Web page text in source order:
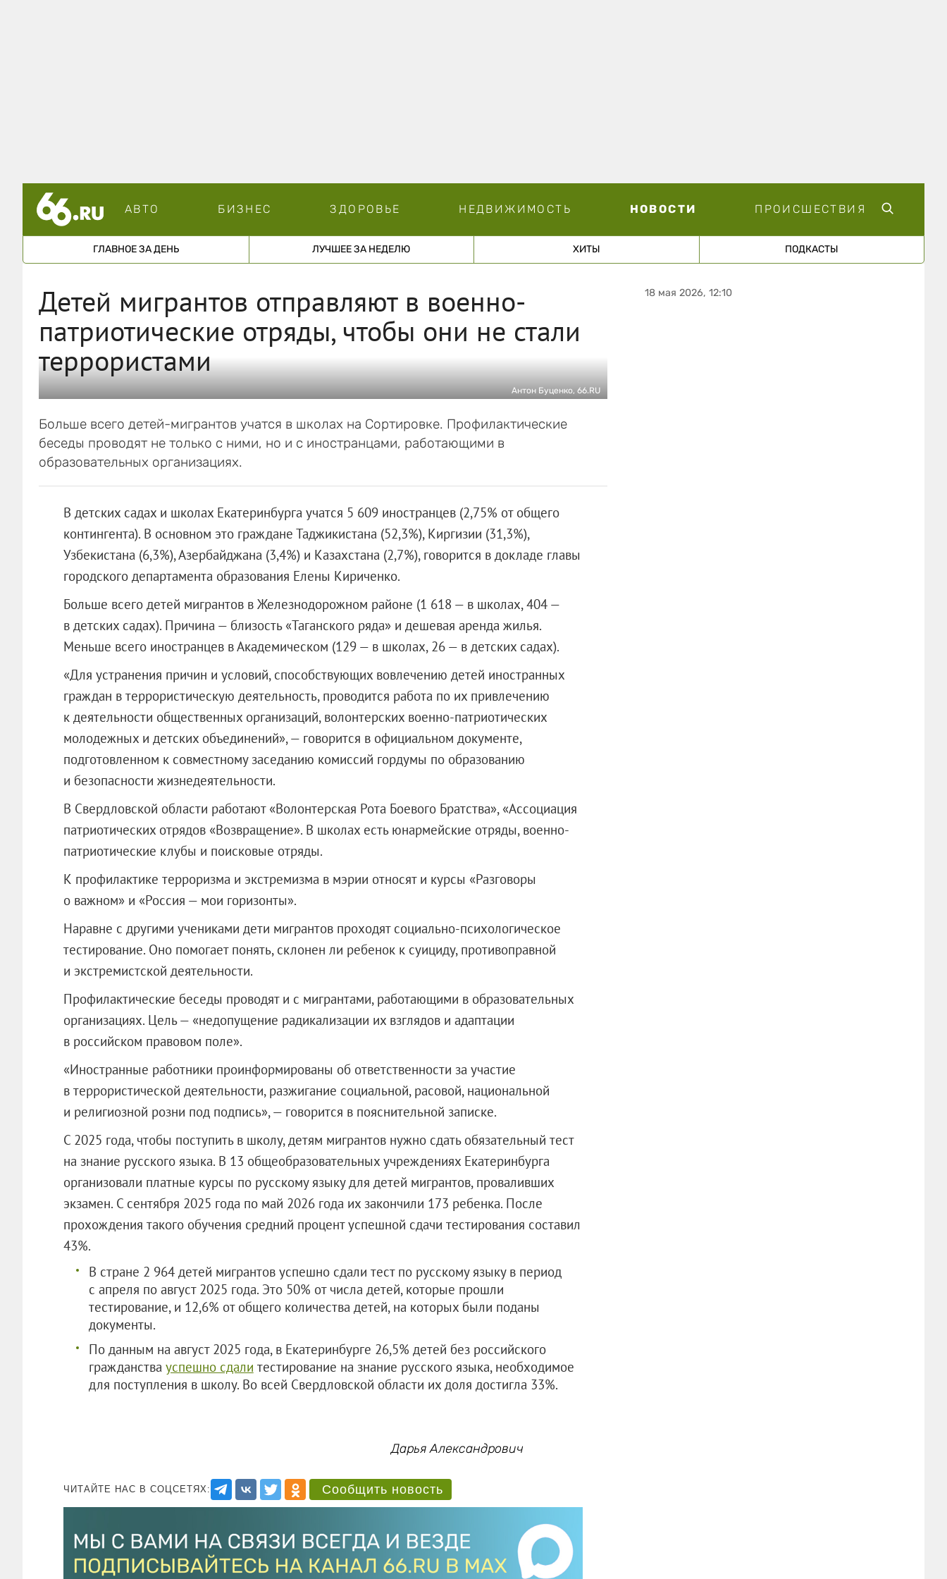
АВТО БИЗНЕС ЗДОРОВЬЕ НЕДВИЖИМОСТЬ НОВОСТИ ПРОИСШЕСТВИЯ
ГЛАВНОЕ ЗА ДЕНЬ ЛУЧШЕЕ ЗА НЕДЕЛЮ ХИТЫ ПОДКАСТЫ
Детей мигрантов отправляют в военно-
патриотические отряды, чтобы они не стали
террористами
Антон Буценко, 66.RU
Больше всего детей-мигрантов учатся в школах на Сортировке. Профилактические
беседы проводят не только с ними, но и с иностранцами, работающими в
образовательных организациях.
В детских садах и школах Екатеринбурга учатся 5 609 иностранцев (2,75% от общего
контингента). В основном это граждане Таджикистана (52,3%), Киргизии (31,3%),
Узбекистана (6,3%), Азербайджана (3,4%) и Казахстана (2,7%), говорится в докладе главы
городского департамента образования Елены Кириченко.
Больше всего детей мигрантов в Железнодорожном районе (1 618 — в школах, 404 —
в детских садах). Причина — близость «Таганского ряда» и дешевая аренда жилья.
Меньше всего иностранцев в Академическом (129 — в школах, 26 — в детских садах).
«Для устранения причин и условий, способствующих вовлечению детей иностранных
граждан в террористическую деятельность, проводится работа по их привлечению
к деятельности общественных организаций, волонтерских военно-патриотических
молодежных и детских объединений», — говорится в официальном документе,
подготовленном к совместному заседанию комиссий гордумы по образованию
и безопасности жизнедеятельности.
В Свердловской области работают «Волонтерская Рота Боевого Братства», «Ассоциация
патриотических отрядов «Возвращение». В школах есть юнармейские отряды, военно-
патриотические клубы и поисковые отряды.
К профилактике терроризма и экстремизма в мэрии относят и курсы «Разговоры
о важном» и «Россия — мои горизонты».
Наравне с другими учениками дети мигрантов проходят социально-психологическое
тестирование. Оно помогает понять, склонен ли ребенок к суициду, противоправной
и экстремистской деятельности.
Профилактические беседы проводят и с мигрантами, работающими в образовательных
организациях. Цель — «недопущение радикализации их взглядов и адаптации
в российском правовом поле».
«Иностранные работники проинформированы об ответственности за участие
в террористической деятельности, разжигание социальной, расовой, национальной
и религиозной розни под подпись», — говорится в пояснительной записке.
С 2025 года, чтобы поступить в школу, детям мигрантов нужно сдать обязательный тест
на знание русского языка. В 13 общеобразовательных учреждениях Екатеринбурга
организовали платные курсы по русскому языку для детей мигрантов, проваливших
экзамен. С сентября 2025 года по май 2026 года их закончили 173 ребенка. После
прохождения такого обучения средний процент успешной сдачи тестирования составил
43%.
В стране 2 964 детей мигрантов успешно сдали тест по русскому языку в период
с апреля по август 2025 года. Это 50% от числа детей, которые прошли
тестирование, и 12,6% от общего количества детей, на которых были поданы
документы.
По данным на август 2025 года, в Екатеринбурге 26,5% детей без российского
гражданства успешно сдали тестирование на знание русского языка, необходимое
для поступления в школу. Во всей Свердловской области их доля достигла 33%.
Дарья Александрович
ЧИТАЙТЕ НАС В СОЦСЕТЯХ: Сообщить новость
18 мая 2026, 12:10